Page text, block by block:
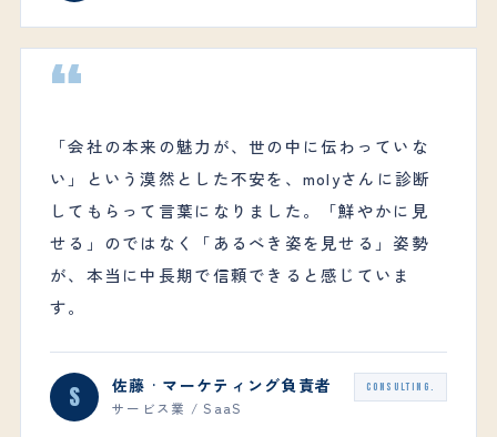
“
「会社の本来の魅力が、世の中に伝わっていな
い」という漠然とした不安を、molyさんに診断
してもらって言葉になりました。「鮮やかに見
せる」のではなく「あるべき姿を見せる」姿勢
が、本当に中長期で信頼できると感じていま
す。
S 佐藤 · マーケティング負責者
サービス業 / SaaS
CONSULTING.